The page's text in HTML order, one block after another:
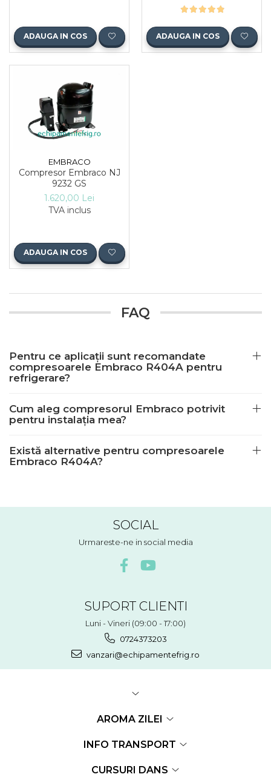
ADAUGA IN COS ADAUGA IN COS
EMBRACO
Compresor Embraco NJ
9232 GS
1.620,00 Lei
TVA inclus
ADAUGA IN COS
FAQ
Pentru ce aplicații sunt recomandate
compresoarele Embraco R404A pentru
refrigerare?
Cum aleg compresorul Embraco potrivit
pentru instalația mea?
Există alternative pentru compresoarele
Embraco R404A?
SOCIAL
Urmareste-ne in social media
SUPORT CLIENTI
Luni - Vineri (09:00 - 17:00)
0724373203
vanzari@echipamentefrig.ro
AROMA ZILEI
INFO TRANSPORT
CURSURI DANS